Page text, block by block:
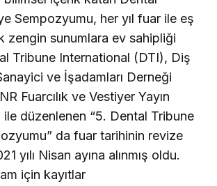
Sempozyumu, her yıl fuar ile eş
zengin sunumlara ev sahipliği
Tribune International (DTI), Diş
ve İşadamları Derneği
Fuarcılık ve Vestiyer Yayın
düzenlenen “5. Dental Tribune
da fuar tarihinin revize
yılı Nisan ayına alınmış oldu.
için kayıtlar